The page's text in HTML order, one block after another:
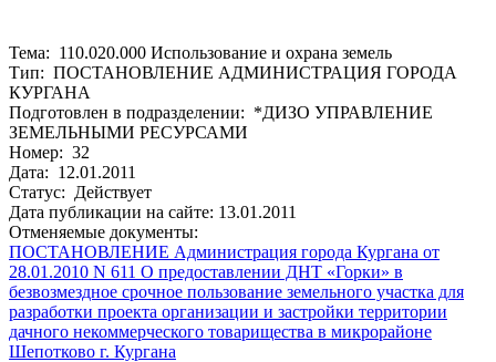
Тема: 110.020.000 Использование и охрана земель
Тип: ПОСТАНОВЛЕНИЕ АДМИНИСТРАЦИЯ ГОРОДА
КУРГАНА
Подготовлен в подразделении: *ДИЗО УПРАВЛЕНИЕ
ЗЕМЕЛЬНЫМИ РЕСУРСАМИ
Номер: 32
Дата: 12.01.2011
Статус: Действует
Дата публикации на сайте: 13.01.2011
Отменяемые документы:
ПОСТАНОВЛЕНИЕ Администрация города Кургана от
28.01.2010 N 611 О предоставлении ДНТ «Горки» в
безвозмездное срочное пользование земельного участка для
разработки проекта организации и застройки территории
дачного некоммерческого товарищества в микрорайоне
Шепотково г. Кургана